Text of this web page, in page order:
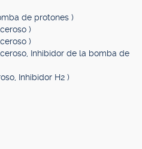
de protones )
)
)
Inhibidor de la bomba de
Inhibidor H2 )